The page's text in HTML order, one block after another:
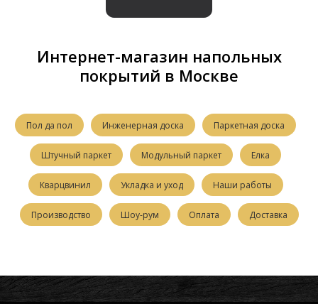
Интернет-магазин напольных
покрытий в Москве
Пол да пол Инженерная доска Паркетная доска
Штучный паркет Модульный паркет Елка
Кварцвинил Укладка и уход Наши работы
Производство Шоу-рум Оплата Доставка